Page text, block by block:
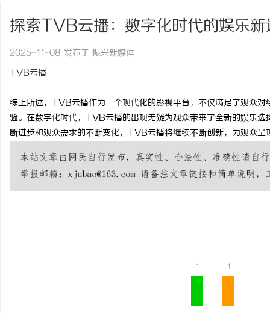
探索TVB云播：数字化时代的娱乐新
2025-11-08 发布于 振兴新媒体
TVB云播
综上所述，TVB云播作为一个现代化的影视平台，不仅满足了观众
验。在数字化时代，TVB云播的出现无疑为观众带来了全新的娱乐
断进步和观众需求的不断变化，TVB云播将继续不断创新，为观众
1 1